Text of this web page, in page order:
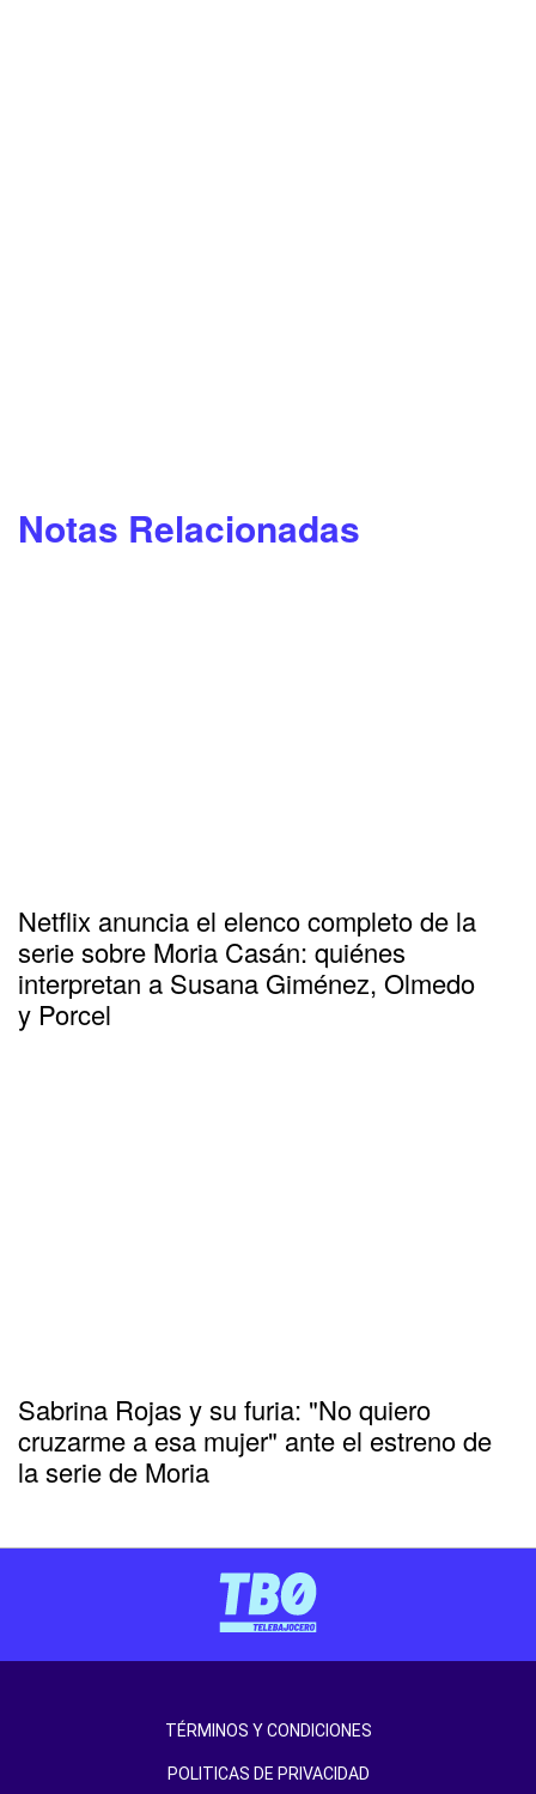
Notas Relacionadas
Netflix anuncia el elenco completo de la
serie sobre Moria Casán: quiénes
interpretan a Susana Giménez, Olmedo
y Porcel
Sabrina Rojas y su furia: "No quiero
cruzarme a esa mujer" ante el estreno de
la serie de Moria
TÉRMINOS Y CONDICIONES
POLITICAS DE PRIVACIDAD